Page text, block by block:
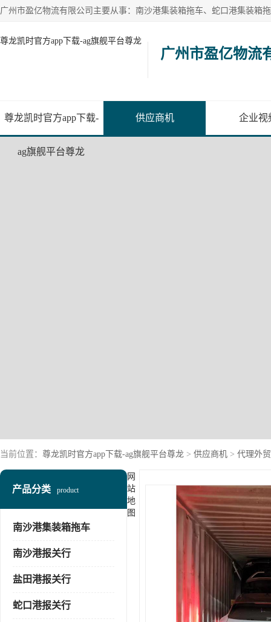
尊龙凯时官方app下载-ag旗舰平台尊龙
广州市盈亿物流
尊龙凯时官方app下载-
ag旗舰平台尊龙
供应商机 企业视
当前位置： 尊龙凯时官方app下载-ag旗舰平台尊龙 > 供应商机 > 代理外
产品分类 product
南沙港集装箱拖车
南沙港报关行
盐田港报关行
蛇口港报关行
网
站
地
图